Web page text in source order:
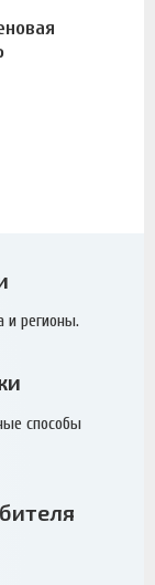
и регионы.
способы